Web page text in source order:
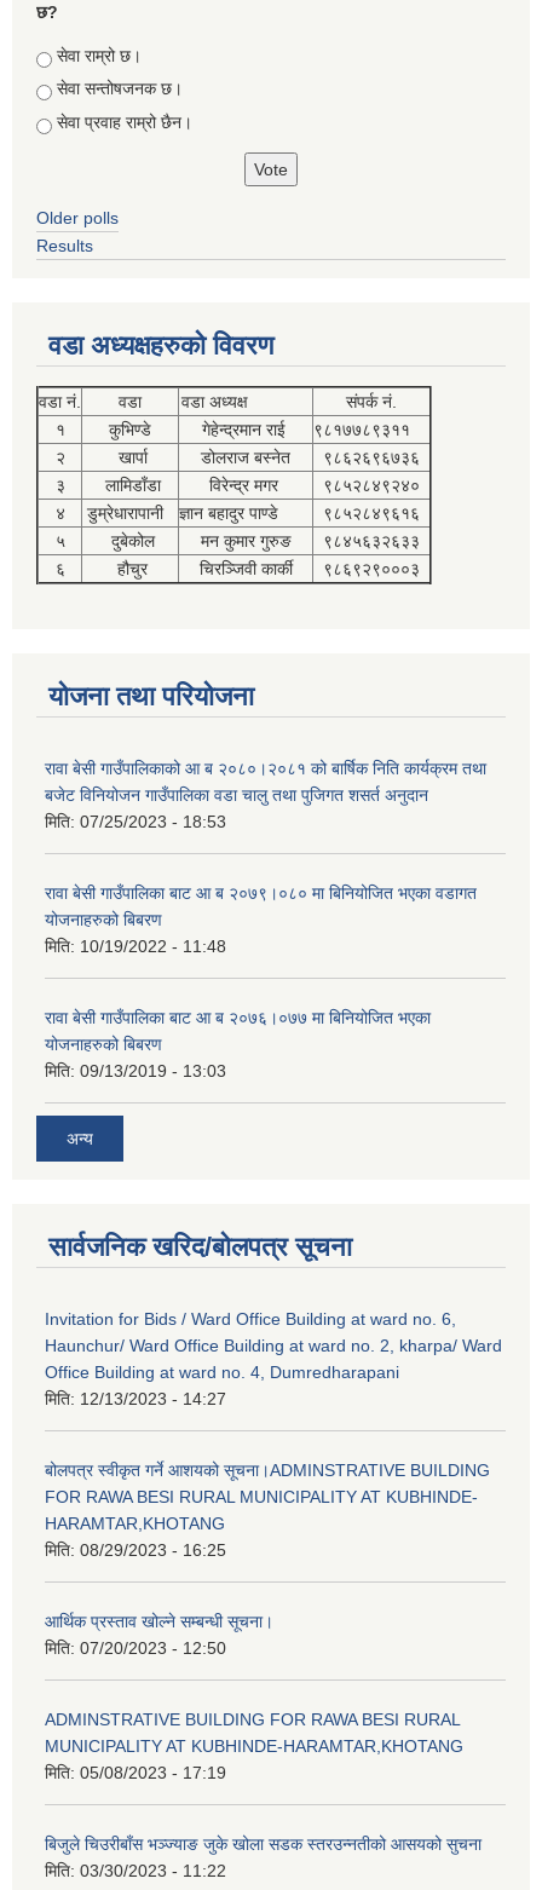
छ?
Choices
सेवा राम्रो छ।
सेवा सन्तोषजनक छ।
सेवा प्रवाह राम्रो छैन।
Older polls
Results
वडा अध्यक्षहरुको विवरण
वडा नं. वडा वडा अध्यक्ष
संपर्क नं.
१
कुभिण्डे गेहेन्द्रमान राई
९८१७७८९३११
२
खार्पा डोलराज बस्नेत
९८६२६९६७३६
३
लामिडाँडा विरेन्द्र मगर
९८५२८४९२४०
४
डुम्रेधारापानी ज्ञान बहादुर पाण्डे
९८५२८४९६१६
५
दुबेकोल मन कुमार गुरुङ
९८४५६३२६३३
६
हौचुर चिरञ्जिवी कार्की ९८६९२९०००३
योजना तथा परियोजना
रावा बेसी गाउँपालिकाको आ ब २०८०।२०८१ को बार्षिक निति कार्यक्रम तथा
बजेट विनियोजन गाउँपालिका वडा चालु तथा पुजिगत शसर्त अनुदान
मिति: 07/25/2023 - 18:53
रावा बेसी गाउँपालिका बाट आ ब २०७९।०८० मा बिनियोजित भएका वडागत
योजनाहरुको बिबरण
मिति: 10/19/2022 - 11:48
रावा बेसी गाउँपालिका बाट आ ब २०७६।०७७ मा बिनियोजित भएका
योजनाहरुको बिबरण
मिति: 09/13/2019 - 13:03
अन्य
सार्वजनिक खरिद/बोलपत्र सूचना
Invitation for Bids / Ward Office Building at ward no. 6,
Haunchur/ Ward Office Building at ward no. 2, kharpa/ Ward
Office Building at ward no. 4, Dumredharapani
मिति: 12/13/2023 - 14:27
बोलपत्र स्वीकृत गर्ने आशयको सूचना।ADMINSTRATIVE BUILDING
FOR RAWA BESI RURAL MUNICIPALITY AT KUBHINDE-
HARAMTAR,KHOTANG
मिति: 08/29/2023 - 16:25
आर्थिक प्रस्ताव खोल्ने सम्बन्धी सूचना।
मिति: 07/20/2023 - 12:50
ADMINSTRATIVE BUILDING FOR RAWA BESI RURAL
MUNICIPALITY AT KUBHINDE-HARAMTAR,KHOTANG
मिति: 05/08/2023 - 17:19
बिजुले चिउरीबाँस भञ्ज्याङ जुके खोला सडक स्तरउन्नतीको आसयको सुचना
मिति: 03/30/2023 - 11:22